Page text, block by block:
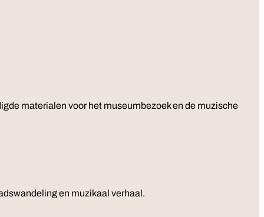
materialen voor het museumbezoek en de muzische
en muzikaal verhaal.